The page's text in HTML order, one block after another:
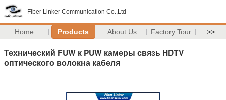
Fiber Linker Communication Co.,Ltd
Home Products About Us Factory Tour >>
Технический FUW к PUW камеры связь HDTV
оптического волокна кабеля